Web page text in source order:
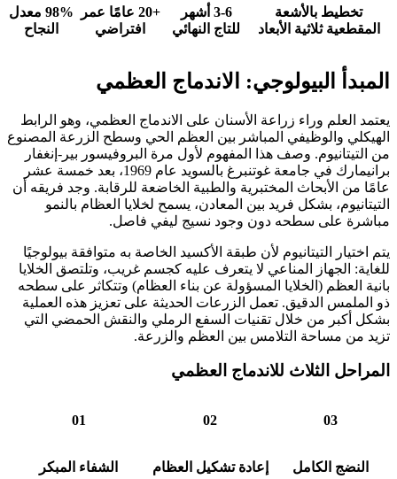
98% معدل
النجاح
+20 عامًا عمر
افتراضي
3-6 أشهر
للتاج النهائي
تخطيط بالأشعة
المقطعية ثلاثية الأبعاد
المبدأ البيولوجي: الاندماج العظمي
يعتمد العلم وراء زراعة الأسنان على الاندماج العظمي، وهو الرابط
الهيكلي والوظيفي المباشر بين العظم الحي وسطح الزرعة المصنوع
من التيتانيوم. وصف هذا المفهوم لأول مرة البروفيسور بير-إنغفار
برانيمارك في جامعة غوتنبرغ بالسويد عام 1969، بعد خمسة عشر
عامًا من الأبحاث المختبرية والطبية الخاضعة للرقابة. وجد فريقه أن
التيتانيوم، بشكل فريد بين المعادن، يسمح لخلايا العظام بالنمو
مباشرة على سطحه دون وجود نسيج ليفي فاصل.
يتم اختيار التيتانيوم لأن طبقة الأكسيد الخاصة به متوافقة بيولوجيًا
للغاية: الجهاز المناعي لا يتعرف عليه كجسم غريب، وتلتصق الخلايا
بانية العظم (الخلايا المسؤولة عن بناء العظام) وتتكاثر على سطحه
ذو الملمس الدقيق. تعمل الزرعات الحديثة على تعزيز هذه العملية
بشكل أكبر من خلال تقنيات السفع الرملي والنقش الحمضي التي
تزيد من مساحة التلامس بين العظم والزرعة.
المراحل الثلاث للاندماج العظمي
01 02 03
الشفاء المبكر إعادة تشكيل العظام النضج الكامل